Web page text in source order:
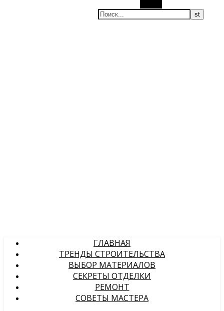
ГЛАВНАЯ
ТРЕНДЫ СТРОИТЕЛЬСТВА
ВЫБОР МАТЕРИАЛОВ
СЕКРЕТЫ ОТДЕЛКИ
РЕМОНТ
СОВЕТЫ МАСТЕРА